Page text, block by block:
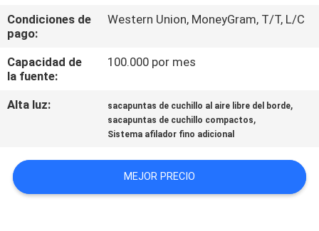
CONTACTA
CON
NOSOTROS
CASOS
DE
Condiciones de
pago:
Western Union, MoneyGram, T/T, L/C
Capacidad de
la fuente:
100.000 por mes
Alta luz: sacapuntas de cuchillo al aire libre del borde,
sacapuntas de cuchillo compactos,
Sistema afilador fino adicional
MEJOR PRECIO